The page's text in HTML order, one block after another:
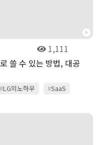
1,111
쓸 수 있는 방법, 대공
#LG의노하우 #SaaS